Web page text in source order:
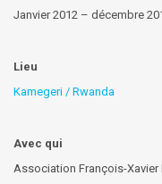
Janvier 2012 – décembre
Lieu
Kamegeri / Rwanda
Avec qui
Association François-Xavier